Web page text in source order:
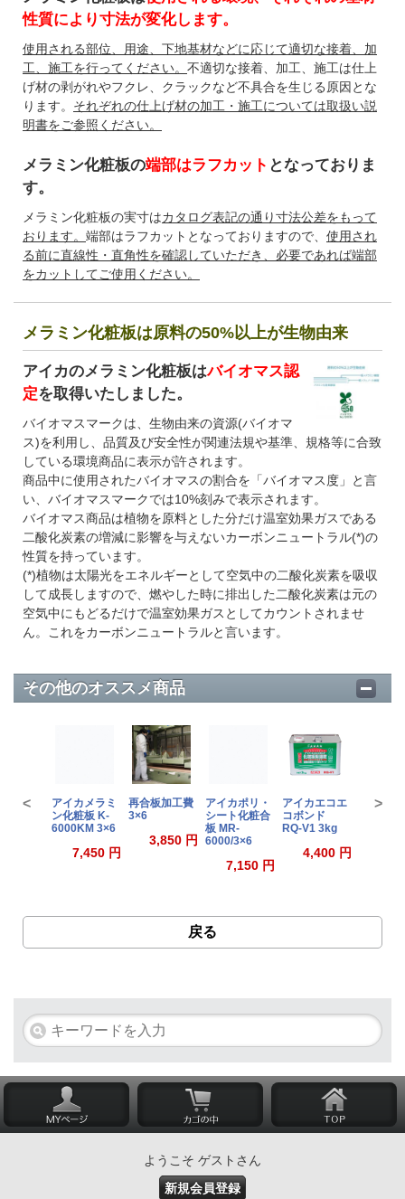
性質により寸法が変化します。
使用される部位、用途、下地基材などに応じて適切な接着、加
工、施工を行ってください。 不適切な接着、加工、施工は仕上
げ材の剥がれやフクレ、クラックなど不具合を生じる原因とな
ります。 それぞれの仕上げ材の加工・施工については取扱い説
明書をご参照ください。
メラミン化粧板の端部はラフカット となっておりま
す。
メラミン化粧板の実寸はカタログ表記の通り寸法公差をもって
おります。 端部はラフカットとなっておりますので、 使用され
る前に直線性・直角性を確認していただき、必要であれば端部
をカットしてご使用ください。
メラミン化粧板は原料の50%以上が生物由来
アイカのメラミン化粧板はバイオマス認
定を取得いたしました。
バイオマスマークは、生物由来の資源(バイオマ
ス)を利用し、品質及び安全性が関連法規や基準、規格等に合致
している環境商品に表示が許されます。
商品中に使用されたバイオマスの割合を「バイオマス度」と言
い、バイオマスマークでは10%刻みで表示されます。
バイオマス商品は植物を原料とした分だけ温室効果ガスである
二酸化炭素の増減に影響を与えないカーボンニュートラル(*)の
性質を持っています。
(*)植物は太陽光をエネルギーとして空気中の二酸化炭素を吸収
して成長しますので、燃やした時に排出した二酸化炭素は元の
空気中にもどるだけで温室効果ガスとしてカウントされませ
ん。これをカーボンニュートラルと言います。
その他のオススメ商品
アイカメラミ
ン化粧板 K-
6000KM 3×6
7,450 円
再合板加工費
3×6
3,850 円
アイカポリ・
シート化粧合
板 MR-
6000/3×6
7,150 円
アイカエコエ
コボンド
RQ-V1 3kg
4,400 円
アイカ
< >
戻る
ようこそ ゲストさん
新規会員登録